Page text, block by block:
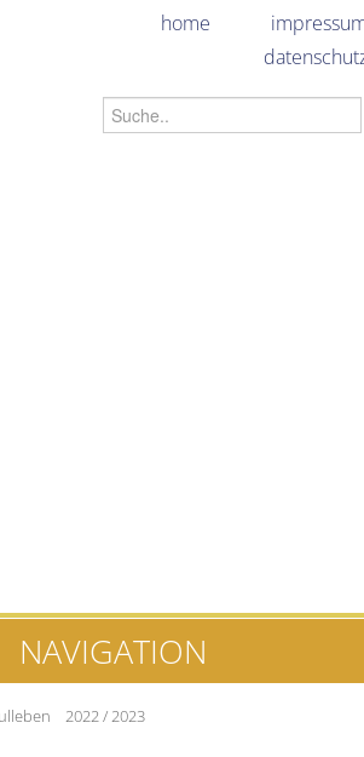
home
NAVIGATION
2022 / 2023